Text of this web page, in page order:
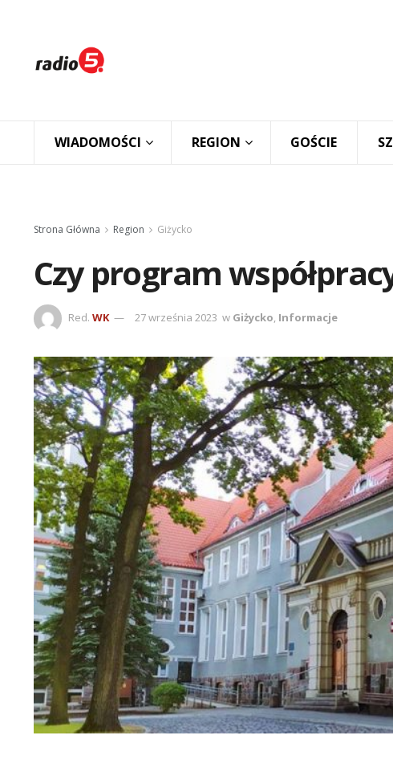
WIADOMOŚCI REGION GOŚCIE
Strona Główna Region Giżycko
Czy program
Red. WK 27 września 2023 w Giżycko, Informacje